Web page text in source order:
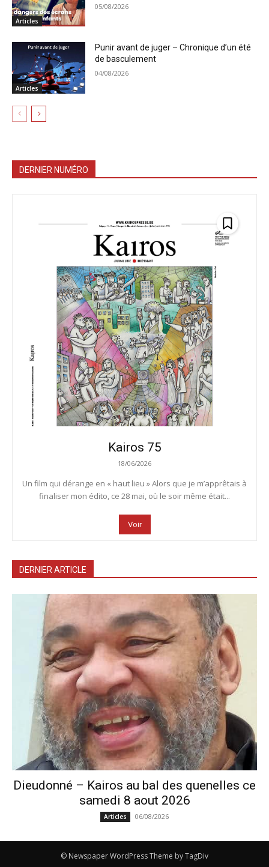
Articles
05/08/2026
Articles
Punir avant de juger – Chronique d’un été
de basculement
04/08/2026
DERNIER NUMÉRO
Kairos 75
18/06/2026
Un film qui dérange en « haut lieu » Alors que je m’apprêtais à
finaliser mon édito, ce 28 mai, où le soir même était...
Voir
DERNIER ARTICLE
Dieudonné – Kairos au bal des quenelles ce
samedi 8 aout 2026
Articles 06/08/2026
© Newspaper WordPress Theme by TagDiv